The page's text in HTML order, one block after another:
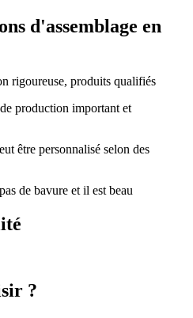
d'assemblage en
rigoureuse, produits qualifiés
production important et
être personnalisé selon des
de bavure et il est beau
?